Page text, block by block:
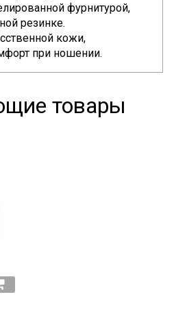
фурнитурой,
резинке.
кожи,
при ношении.
товары